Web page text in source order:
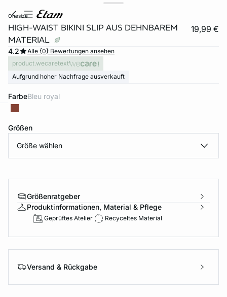
onesize
HIGH-WAIST BIKINI SLIP AUS DEHNBAREM
MATERIAL
19,99 €
4.2
Alle {0} Bewertungen ansehen
product.wecaretext
Aufgrund hoher Nachfrage ausverkauft
Farbe bleu royal
Größen
Größe wählen
Größenratgeber
Produktinformationen, Material & Pflege
Geprüftes Atelier Recyceltes Material
Versand & Rückgabe